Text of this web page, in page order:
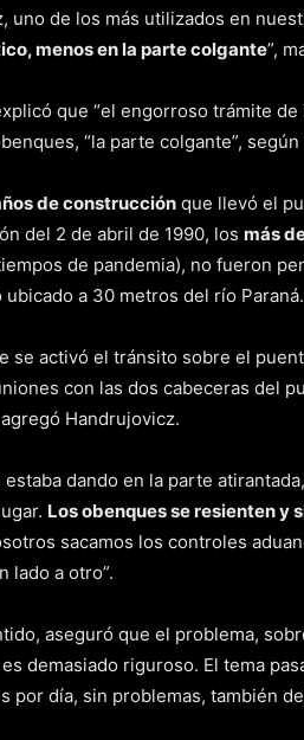
uno de los más utilizados en
menos en la parte colgante”,
que “el engorroso trámite
“la parte colgante”,
de construcción que llevó el
del 2 de abril de 1990, los más
de pandemia), no fueron
ubicado a 30 metros del río Paraná.
se activó el tránsito sobre el
con las dos cabeceras del
Handrujovicz.
estaba dando en la parte
Los obenques se resienten y
sacamos los controles
lado a otro”.
aseguró que el problema,
demasiado riguroso. El tema
por día, sin problemas, también